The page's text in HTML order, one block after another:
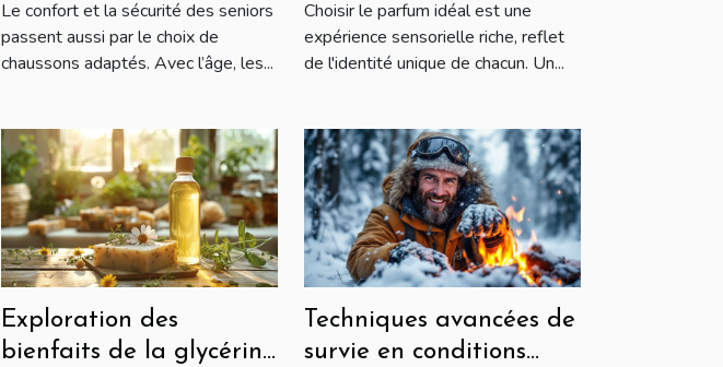
Le confort et la sécurité des seniors
passent aussi par le choix de
chaussons adaptés. Avec l’âge, les...
Choisir le parfum idéal est une
expérience sensorielle riche, reflet
de l'identité unique de chacun. Un...
Exploration des
bienfaits de la glycérine
Techniques avancées de
survie en conditions